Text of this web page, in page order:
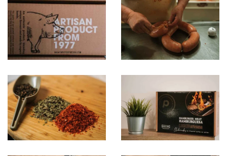
Ampliar Ampliar
Ampliar Ampliar